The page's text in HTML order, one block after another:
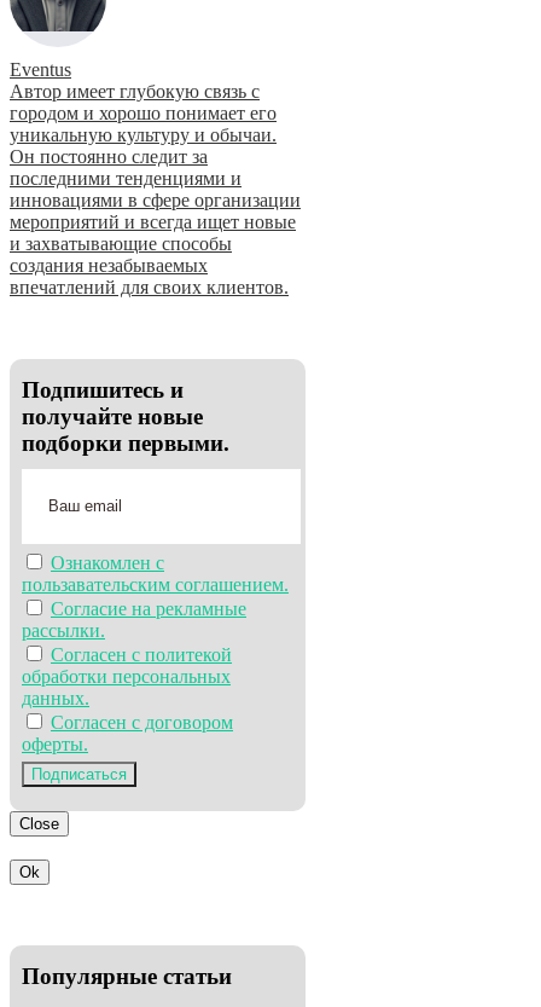
Eventus
Автор имеет глубокую связь с
городом и хорошо понимает его
уникальную культуру и обычаи.
Он постоянно следит за
последними тенденциями и
инновациями в сфере организации
мероприятий и всегда ищет новые
и захватывающие способы
создания незабываемых
впечатлений для своих клиентов.
Подпишитесь и
получайте новые
подборки первыми.
Ознакомлен с
пользавательским соглашением.
Согласие на рекламные
рассылки.
Согласен с политекой
обработки персональных
данных.
Согласен с договором
оферты.
Подписаться
Close
Ok
Популярные статьи